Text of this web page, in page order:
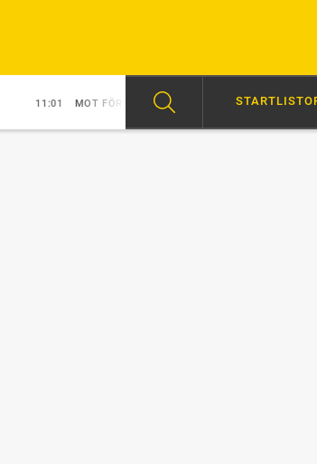
MOT FÖRSTA SEGERN? 10:03 EN SOLOSHOW PÅ